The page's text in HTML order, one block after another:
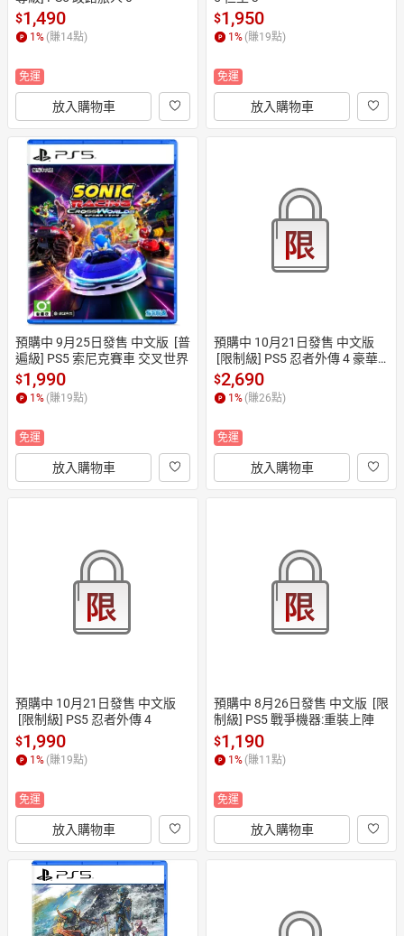
$1,490
1 % (賺14點)
免運
放入購物車
$1,950
1 % (賺19點)
免運
放入購物車
預購中 9月25日發售 中文版  [普
遍級] PS5 索尼克賽車 交叉世界
$1,990
1 % (賺19點)
免運
放入購物車
預購中 10月21日發售 中文版
[限制級] PS5 忍者外傳 4 豪華
版
$2,690
1 % (賺26點)
免運
放入購物車
預購中 10月21日發售 中文版
[限制級] PS5 忍者外傳 4
$1,990
1% (賺19點)
免運
放入購物車
預購中 8月26日發售 中文版  [限
制級] PS5 戰爭機器:重裝上陣
$1,190
1% (賺11點)
免運
放入購物車